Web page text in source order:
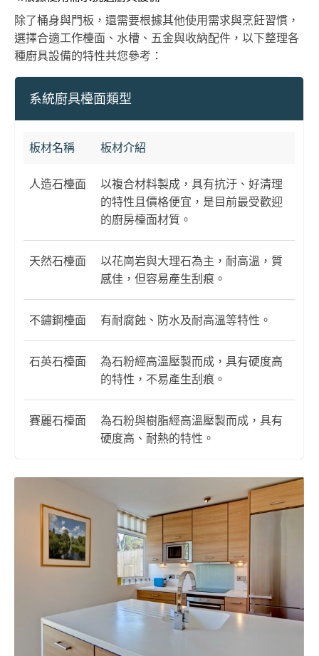
除了桶身與門板，還需要根據其他使用需求與烹飪習慣，
選擇合適工作檯面、水槽、五金與收納配件，以下整理各
種廚具設備的特性共您參考：
系統廚具檯面類型
板材名稱 板材介紹
人造石檯面
以複合材料製成，具有抗汙、好清理
的特性且價格便宜，是目前最受歡迎
的廚房檯面材質。
天然石檯面
以花崗岩與大理石為主，耐高溫，質
感佳，但容易產生刮痕。
不鏽鋼檯面 有耐腐蝕、防水及耐高溫等特性。
石英石檯面
為石粉經高溫壓製而成，具有硬度高
的特性，不易產生刮痕。
賽麗石檯面
為石粉與樹脂經高溫壓製而成，具有
硬度高、耐熱的特性。